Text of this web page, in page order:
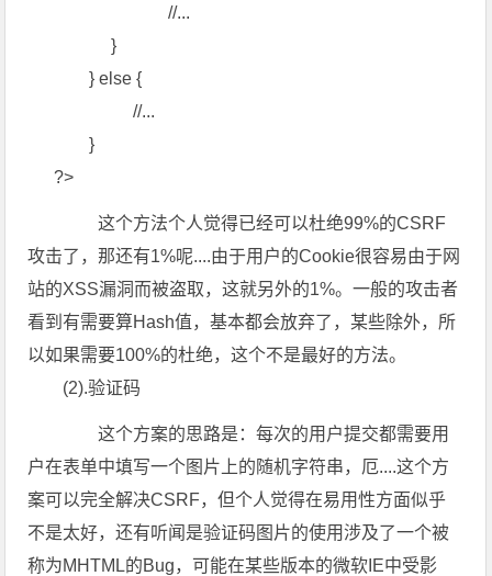
//...
}
} else {
//...
}
?>
这个方法个人觉得已经可以杜绝99%的CSRF
攻击了，那还有1%呢....由于用户的Cookie很容易由于网
站的XSS漏洞而被盗取，这就另外的1%。一般的攻击者
看到有需要算Hash值，基本都会放弃了，某些除外，所
以如果需要100%的杜绝，这个不是最好的方法。
(2).验证码
这个方案的思路是：每次的用户提交都需要用
户在表单中填写一个图片上的随机字符串，厄....这个方
案可以完全解决CSRF，但个人觉得在易用性方面似乎
不是太好，还有听闻是验证码图片的使用涉及了一个被
称为MHTML的Bug，可能在某些版本的微软IE中受影